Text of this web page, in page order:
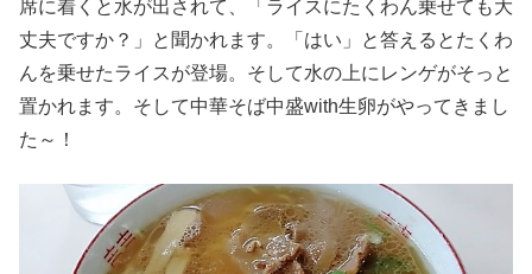
席に着くと水が出されて、「ライスにたくわん乗せても大
丈夫ですか？」と聞かれます。「はい」と答えるとたくわ
んを乗せたライスが登場。そして水の上にレンゲがそっと
置かれます。そして中華そば中盛with生卵がやってきまし
た～！